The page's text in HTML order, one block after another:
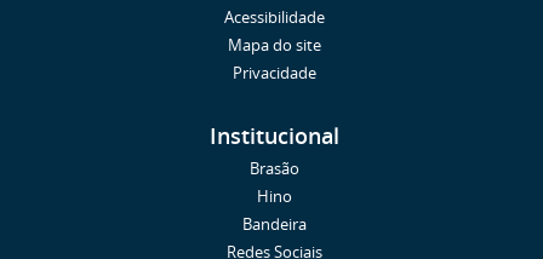
Acessibilidade
Mapa do site
Privacidade
Institucional
Brasão
Hino
Bandeira
Redes Sociais